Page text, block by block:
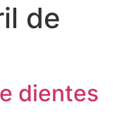
de
dientes